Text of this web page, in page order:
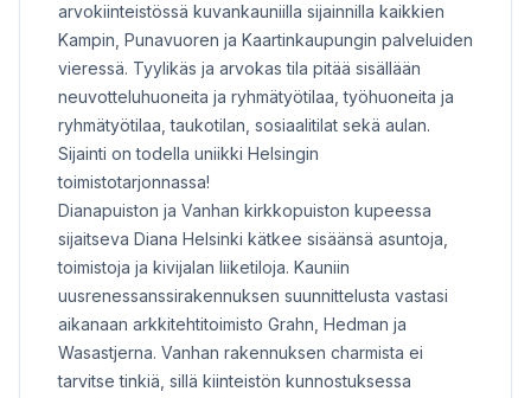
arvokiinteistössä kuvankauniilla sijainnilla kaikkien
Kampin, Punavuoren ja Kaartinkaupungin palveluiden
vieressä. Tyylikäs ja arvokas tila pitää sisällään
neuvotteluhuoneita ja ryhmätyötilaa, työhuoneita ja
ryhmätyötilaa, taukotilan, sosiaalitilat sekä aulan.
Sijainti on todella uniikki Helsingin
toimistotarjonnassa!
Dianapuiston ja Vanhan kirkkopuiston kupeessa
sijaitseva Diana Helsinki kätkee sisäänsä asuntoja,
toimistoja ja kivijalan liiketiloja. Kauniin
uusrenessanssirakennuksen suunnittelusta vastasi
aikanaan arkkitehtitoimisto Grahn, Hedman ja
Wasastjerna. Vanhan rakennuksen charmista ei
tarvitse tinkiä, sillä kiinteistön kunnostuksessa